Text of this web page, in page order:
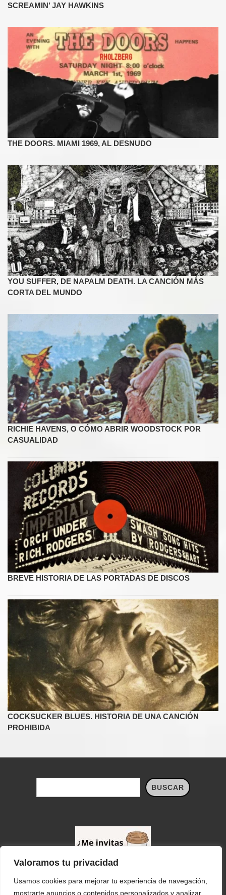
Valoramos tu privacidad
Usamos cookies para mejorar tu experiencia de navegación,
mostrarte anuncios o contenidos personalizados y analizar
SCREAMIN’ JAY HAWKINS
THE DOORS. MIAMI 1969, AL DESNUDO
YOU SUFFER, DE NAPALM DEATH. LA CANCIÓN MÁS
CORTA DEL MUNDO
RICHIE HAVENS, O CÓMO ABRIR WOODSTOCK POR
CASUALIDAD
BREVE HISTORIA DE LAS PORTADAS DE DISCOS
COCKSUCKER BLUES. HISTORIA DE UNA CANCIÓN
PROHIBIDA
BUSCAR
Configura las cookies